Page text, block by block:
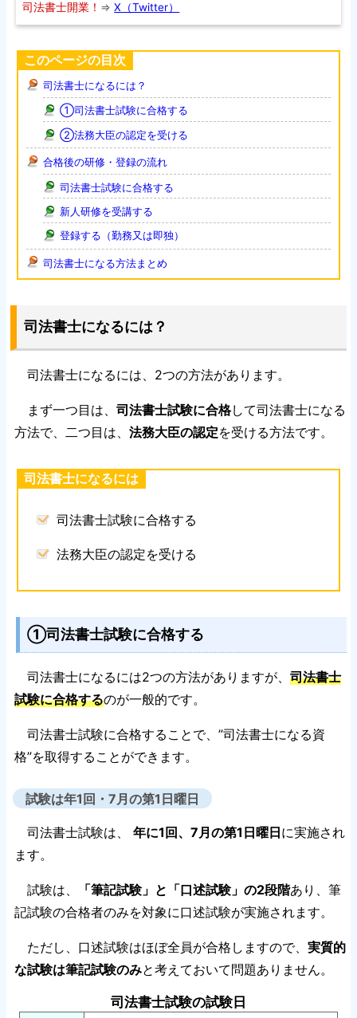
司法書士開業！ ⇒X（Twitter）
このページの目次
司法書士になるには？
①司法書士試験に合格する
②法務大臣の認定を受ける
合格後の研修・登録の流れ
司法書士試験に合格する
新人研修を受講する
登録する（勤務又は即独）
司法書士になる方法まとめ
司法書士になるには？
司法書士になるには、2つの方法があります。
まず一つ目は、 司法書士試験に合格して司法書士になる
方法で、二つ目は、 法務大臣の認定を受ける方法です。
司法書士になるには
司法書士試験に合格する
法務大臣の認定を受ける
①司法書士試験に合格する
司法書士になるには2つの方法がありますが、 司法書士
試験に合格するのが一般的です。
司法書士試験に合格することで、”司法書士になる資
格”を取得することができます。
試験は年1回・7月の第1日曜日
司法書士試験は、 年に1回、7月の第1日曜日に実施され
ます。
試験は、 「筆記試験」と「口述試験」の2段階あり、筆
記試験の合格者のみを対象に口述試験が実施されます。
ただし、口述試験はほぼ全員が合格しますので、 実質的
な試験は筆記試験のみと考えておいて問題ありません。
司法書士試験の試験日